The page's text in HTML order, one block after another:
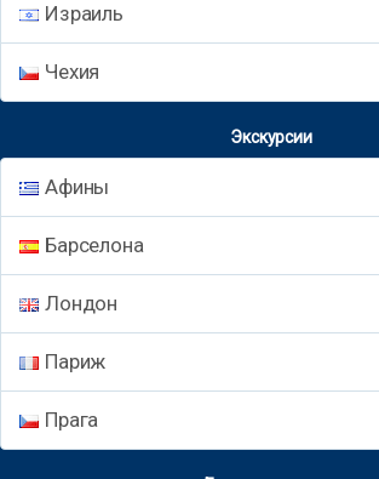
Израиль
Чехия
Экскурсии
Афины
Барселона
Лондон
Париж
Прага